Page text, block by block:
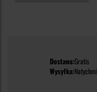
Dostawa:Gratis
Wysyłka: